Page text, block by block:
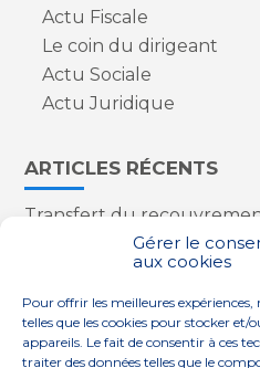
Gérer le
aux cookies
Pour offrir les meilleures
telles que les cookies pour stocker et/
appareils. Le fait de consentir à ces
traiter des données telles que le
Actu Fiscale
Le coin du dirigeant
Actu Sociale
Actu Juridique
ARTICLES RÉCENTS
Transfert du
l’Urssaf : des nouveautés
Appareils reconditionnés :
Contrôle de la qualité de
Industriels : le point sur
réglementaires